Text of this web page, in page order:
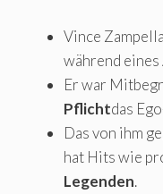
Vince
während
Er war
Pflichtdas
Das von ihm
hat Hits wie
Legenden.